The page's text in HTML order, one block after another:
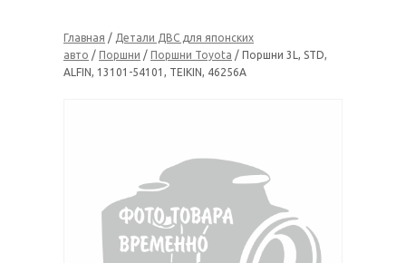
Главная / Детали ДВС для японских
авто / Поршни / Поршни Toyota / Поршни 3L, STD,
ALFIN, 13101-54101, TEIKIN, 46256A